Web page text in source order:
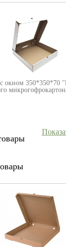
окном 350*350*70